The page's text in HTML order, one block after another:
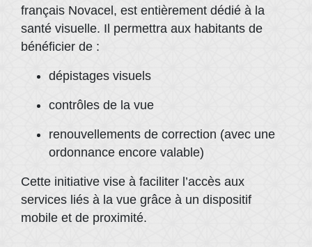
français Novacel, est entièrement dédié à la
santé visuelle. Il permettra aux habitants de
bénéficier de :
dépistages visuels
contrôles de la vue
renouvellements de correction (avec une
ordonnance encore valable)
Cette initiative vise à faciliter l’accès aux
services liés à la vue grâce à un dispositif
mobile et de proximité.